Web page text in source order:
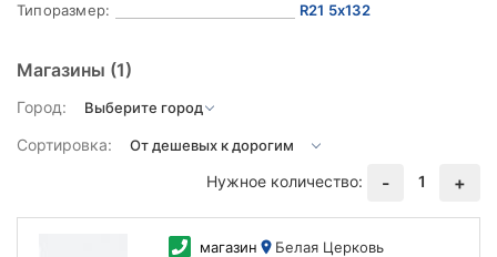
Типоразмер:
R21 5x132
Магазины (1)
Город:
Сортировка:
Нужное количество:
- 1 +
магазин Белая Церковь